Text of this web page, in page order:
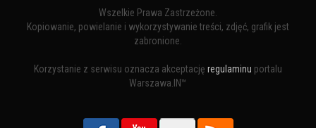
Wszelkie Prawa Zastrzeżone.
Kopiowanie, powielanie i wykorzystywanie treści, zdjęć, grafik jest
zabronione.
Korzystanie z serwisu oznacza akceptację regulaminu portalu
Warszawa.IN™